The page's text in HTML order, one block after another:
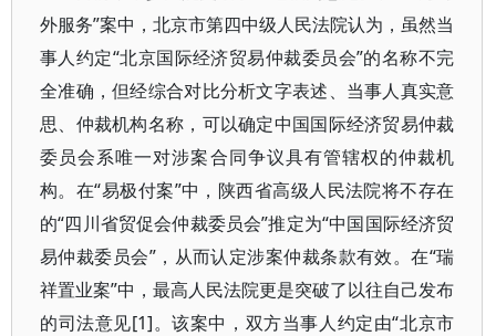
外服务”案中，北京市第四中级人民法院认为，虽然当
事人约定“北京国际经济贸易仲裁委员会”的名称不完
全准确，但经综合对比分析文字表述、当事人真实意
思、仲裁机构名称，可以确定中国国际经济贸易仲裁
委员会系唯一对涉案合同争议具有管辖权的仲裁机
构。在“易极付案”中，陕西省高级人民法院将不存在
的“四川省贸促会仲裁委员会”推定为“中国国际经济贸
易仲裁委员会”，从而认定涉案仲裁条款有效。在“瑞
祥置业案”中，最高人民法院更是突破了以往自己发布
的司法意见[1]。该案中，双方当事人约定由“北京市